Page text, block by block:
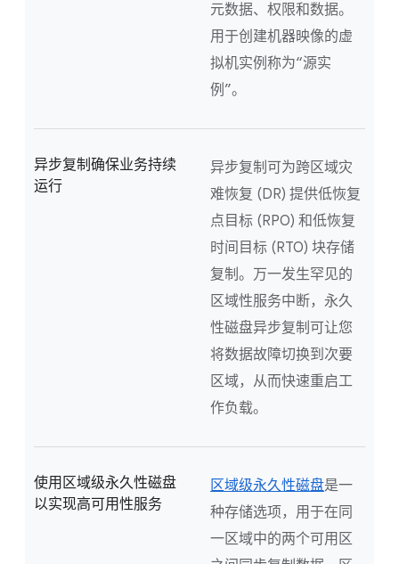
元数据、权限和数据。
用于创建机器映像的虚
拟机实例称为“源实
例”。
异步复制确保业务持续
运行
异步复制可为跨区域灾
难恢复 (DR) 提供低恢复
点目标 (RPO) 和低恢复
时间目标 (RTO) 块存储
复制。万一发生罕见的
区域性服务中断，永久
性磁盘异步复制可让您
将数据故障切换到次要
区域，从而快速重启工
作负载。
使用区域级永久性磁盘
以实现高可用性服务
区域级永久性磁盘是一
种存储选项，用于在同
一区域中的两个可用区